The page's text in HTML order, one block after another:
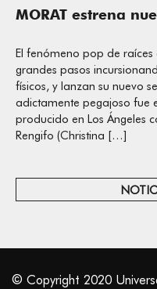
MORAT estrena
El fenómeno pop de
grandes pasos
físicos, y lanzan su nuevo
adictamente pegajoso fue
producido en Los Ángeles
Rengifo (Christina […]
© Copyright 2020